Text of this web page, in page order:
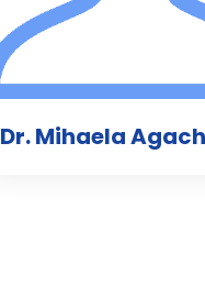
Dr. Mihaela